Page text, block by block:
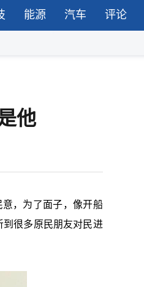
能源 汽车 评论
他
，为了面子，像开船
到很多原民朋友对民进